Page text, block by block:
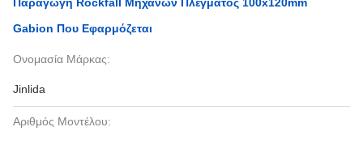
Gabion Που Εφαρμόζεται
Ονομασία Μάρκας:
Jinlida
Αριθμός Μοντέλου: